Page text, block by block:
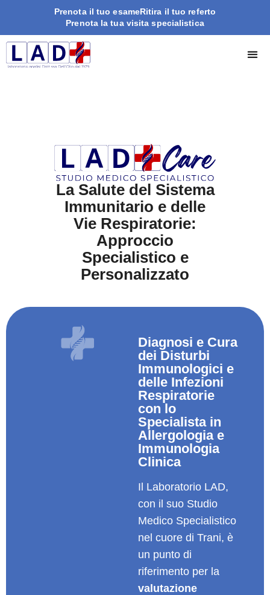
Prenota il tuo esameRitira il tuo referto
Prenota la tua visita specialistica
La Salute del Sistema
Immunitario e delle
Vie Respiratorie:
Approccio
Specialistico e
Personalizzato
Diagnosi e Cura
dei Disturbi
Immunologici e
delle Infezioni
Respiratorie
con lo
Specialista in
Allergologia e
Immunologia
Clinica
Il Laboratorio LAD,
con il suo Studio
Medico Specialistico
nel cuore di Trani, è
un punto di
riferimento per la
valutazione